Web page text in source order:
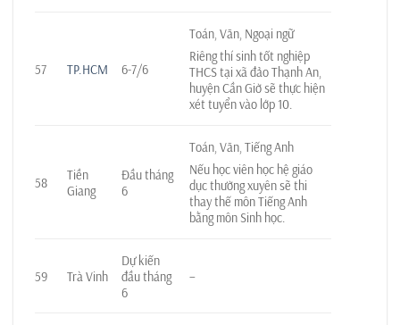
57 TP.HCM 6-7/6
Toán, Văn, Ngoại ngữ
Riêng thí sinh tốt nghiệp
THCS tại xã đảo Thạnh An,
huyện Cần Giờ sẽ thực hiện
xét tuyển vào lớp 10.
58
Tiền
Giang
Đầu tháng
6
Toán, Văn, Tiếng Anh
Nếu học viên học hệ giáo
dục thường xuyên sẽ thi
thay thế môn Tiếng Anh
bằng môn Sinh học.
59 Trà Vinh
Dự kiến
đầu tháng
6
–